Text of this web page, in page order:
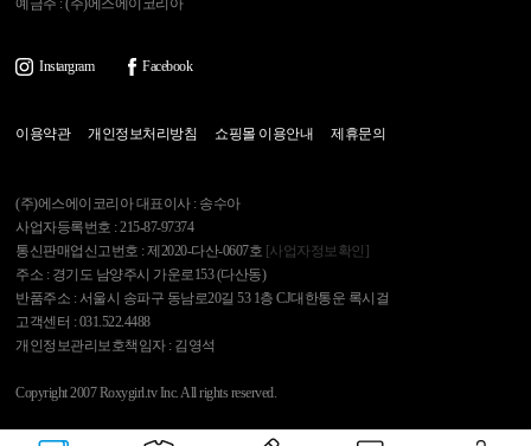
예금주 : (주)에스에이코리아
Instargram Facebook
이용약관 개인정보처리방침 쇼핑몰 이용안내 제휴문의
(주)에스에이코리아 대표이사 : 송수아
사업자등록번호 : 215-87-97374
통신판매업신고번호 : 제2020-다산-0607호 [사업자정보확인]
주소 : 경기도 남양주시 가운로153 (다산동)
반품주소 : 서울시 송파구 동남로20길 53 1층 CJ대한통운 록시걸
고객센터 : 031.522.4488
개인정보관리보호책임자 : 김영석
Copyright 2007 Roxygirl.tv Inc. All rights reserved.